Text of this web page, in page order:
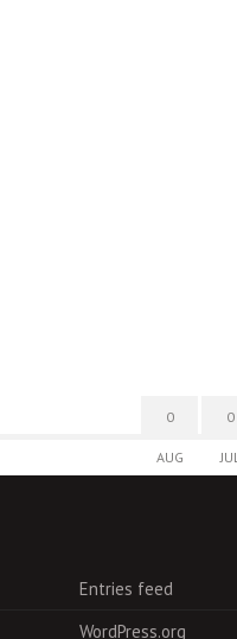
0
AUG
0
Entries feed
WordPress.org